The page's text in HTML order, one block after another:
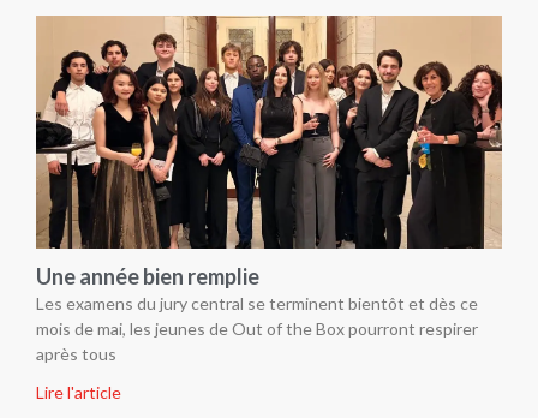
Une année bien remplie
Les examens du jury central se terminent bientôt et dès ce
mois de mai, les jeunes de Out of the Box pourront respirer
après tous
Lire l'article